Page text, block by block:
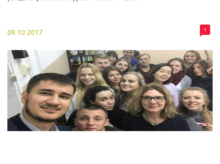
09.10.2017 1